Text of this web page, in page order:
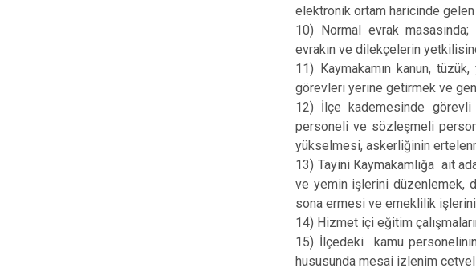
elektronik ortam haricinde gelen
10) Normal evrak
evrakın ve dilekçelerin
11) Kaymakamın kanun,
görevleri yerine getirmek ve
12) İlçe kademesinde
personeli ve sözleşmeli
yükselmesi, askerliğinin
13) Tayini Kaymakamlığa ait
ve yemin işlerini düzenlemek,
sona ermesi ve emeklilik
14) Hizmet içi eğitim
15) İlçedeki kamu
hususunda mesai izlenim